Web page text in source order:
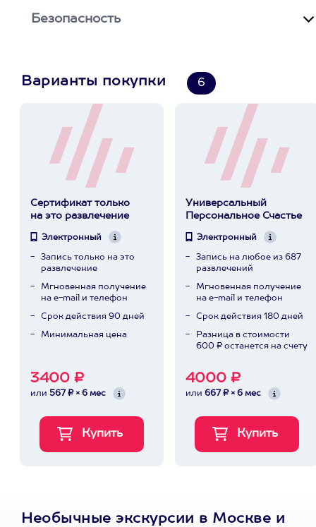
Безопасность
Варианты покупки 6
Сертификат только
на это развлечение
Электронный
Запись только на это
развлечение
Мгновенная получение
на e-mail и телефон
Срок действия 90 дней
Минимальная цена
3400 ₽
или 567 ₽ × 6 мес
Универсальный
Персональное Счастье
Электронный
Запись на любое из 687
развлечений
Мгновенная получение
на e-mail и телефон
Срок действия 180 дней
Разница в стоимости
600 ₽ останется на счету
4000 ₽
или 667 ₽ × 6 мес
Необычные экскурсии в Москве и